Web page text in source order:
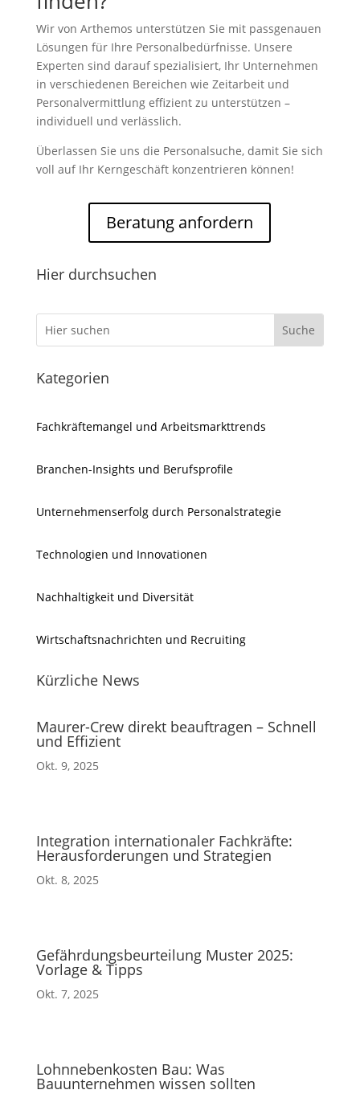
Wir von Arthemos unterstützen Sie mit passgenauen
Lösungen für Ihre Personalbedürfnisse. Unsere
Experten sind darauf spezialisiert, Ihr Unternehmen
in verschiedenen Bereichen wie Zeitarbeit und
Personalvermittlung effizient zu unterstützen –
individuell und verlässlich.
Überlassen Sie uns die Personalsuche, damit Sie sich
voll auf Ihr Kerngeschäft konzentrieren können!
Beratung anfordern
Hier durchsuchen
Kategorien
Fachkräftemangel und Arbeitsmarkttrends
Branchen-Insights und Berufsprofile
Unternehmenserfolg durch Personalstrategie
Technologien und Innovationen
Nachhaltigkeit und Diversität
Wirtschaftsnachrichten und Recruiting
Kürzliche News
Maurer-Crew direkt beauftragen – Schnell
und Effizient
Okt. 9, 2025
Integration internationaler Fachkräfte:
Herausforderungen und Strategien
Okt. 8, 2025
Gefährdungsbeurteilung Muster 2025:
Vorlage & Tipps
Okt. 7, 2025
Lohnnebenkosten Bau: Was
Bauunternehmen wissen sollten